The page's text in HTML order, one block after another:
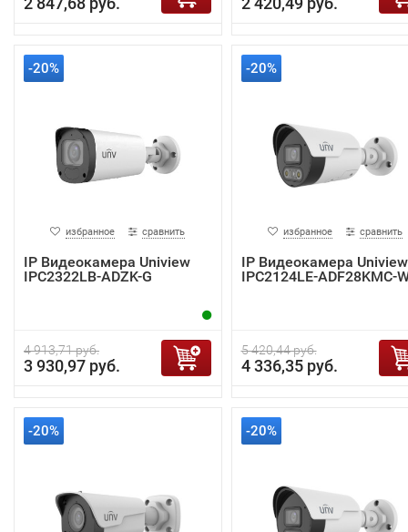
-20%
избранное сравнить
IP Видеокамера Uniview
IPC2322LB-ADZK-G
4 913,71 руб.
3 930,97 руб.
-20%
избранное сравнить
IP Видеокамера Uniview
IPC2124LE-ADF28KMC-
5 420,44 руб.
4 336,35 руб.
-20% -20%